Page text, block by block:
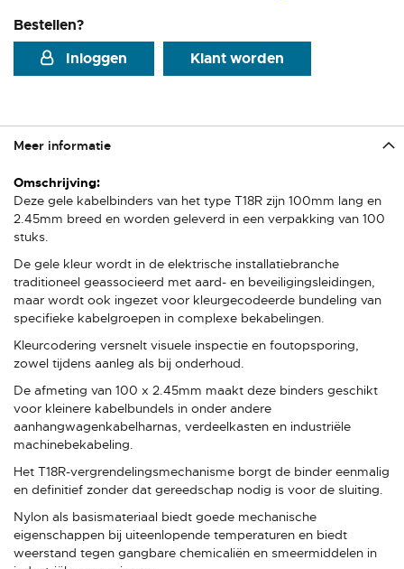
Bestellen?
Inloggen
Klant worden
Meer informatie
Meer
informatie
Deze gele kabelbinders van het type T18R zijn 100mm lang en
2.45mm breed en worden geleverd in een verpakking van 100
stuks.
De gele kleur wordt in de elektrische installatiebranche
traditioneel geassocieerd met aard- en beveiligingsleidingen,
maar wordt ook ingezet voor kleurgecodeerde bundeling van
specifieke kabelgroepen in complexe bekabelingen.
Kleurcodering versnelt visuele inspectie en foutopsporing,
zowel tijdens aanleg als bij onderhoud.
De afmeting van 100 x 2.45mm maakt deze binders geschikt
voor kleinere kabelbundels in onder andere
aanhangwagenkabelharnas, verdeelkasten en industriële
machinebekabeling.
Het T18R-vergrendelingsmechanisme borgt de binder eenmalig
en definitief zonder dat gereedschap nodig is voor de sluiting.
Nylon als basismateriaal biedt goede mechanische
eigenschappen bij uiteenlopende temperaturen en biedt
weerstand tegen gangbare chemicaliën en smeermiddelen in